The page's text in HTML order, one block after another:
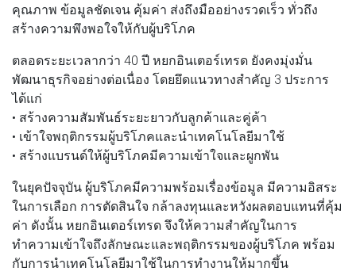
คุณภาพ ข้อมูลชัดเจน คุ้มค่า ส่งถึงมืออย่างรวดเร็ว ทั่วถึง
สร้างความพึงพอใจให้กับผู้บริโภค
ตลอดระยะเวลากว่า 40 ปี หยกอินเตอร์เทรด ยังคงมุ่งมั่น
พัฒนาธุรกิจอย่างต่อเนื่อง โดยยึดแนวทางสำคัญ 3 ประการ
ได้แก่
• สร้างความสัมพันธ์ระยะยาวกับลูกค้าและคู่ค้า
• เข้าใจพฤติกรรมผู้บริโภคและนำเทคโนโลยีมาใช้
• สร้างแบรนด์ให้ผู้บริโภคมีความเข้าใจและผูกพัน
ในยุคปัจจุบัน ผู้บริโภคมีความพร้อมเรื่องข้อมูล มีความอิสระ
ในการเลือก การตัดสินใจ กล้าลงทุนและหวังผลตอบแทนที่คุ้ม
ค่า ดังนั้น หยกอินเตอร์เทรด จึงให้ความสำคัญในการ
ทำความเข้าใจถึงลักษณะและพฤติกรรมของผู้บริโภค พร้อม
กับการนำเทคโนโลยีมาใช้ในการทำงานให้มากขึ้น